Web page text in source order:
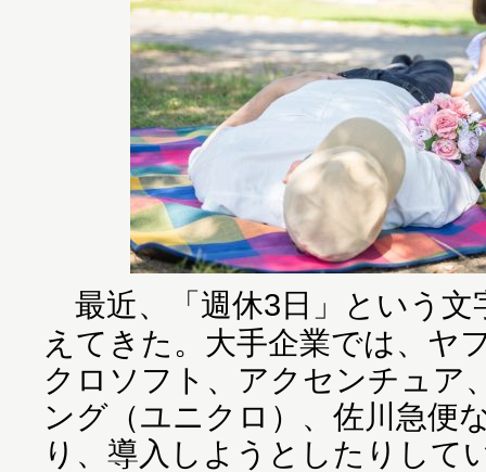
最近、「週休3日」という文
えてきた。大手企業では、ヤ
クロソフト、アクセンチュア
ング（ユニクロ）、佐川急便
り、導入しようとしたりして